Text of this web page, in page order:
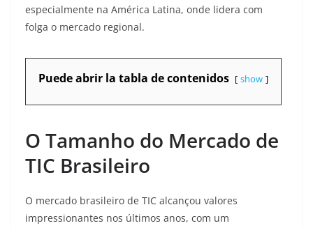
especialmente na América Latina, onde lidera com
folga o mercado regional.
Puede abrir la tabla de contenidos show
O Tamanho do Mercado de
TIC Brasileiro
O mercado brasileiro de TIC alcançou valores
impressionantes nos últimos anos, com um